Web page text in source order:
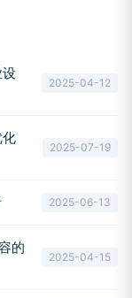
2025-04-12
2025-07-19
2025-06-13
的
2025-04-15